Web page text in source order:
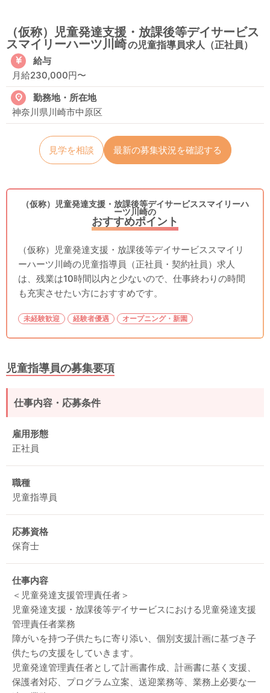
（仮称）児童発達支援・放課後等デイサービス
スマイリーハーツ川崎の児童指導員求人（正社員）
給与
月給230,000円〜
勤務地・所在地
神奈川県川崎市中原区
見学を相談 最新の募集状況を確認する
（仮称）児童発達支援・放課後等デイサービススマイリーハ
ーツ川崎の
おすすめポイント
（仮称）児童発達支援・放課後等デイサービススマイリ
ーハーツ川崎の児童指導員（正社員・契約社員）求人
は、残業は10時間以内と少ないので、仕事終わりの時間
も充実させたい方におすすめです。
未経験歓迎 経験者優遇 オープニング・新園
児童指導員の募集要項
仕事内容・応募条件
雇用形態
正社員
職種
児童指導員
応募資格
保育士
仕事内容
＜児童発達支援管理責任者＞
児童発達支援・放課後等デイサービスにおける児童発達支援
管理責任者業務
障がいを持つ子供たちに寄り添い、個別支援計画に基づき子
供たちの支援をしていきます。
児童発達管理責任者として計画書作成、計画書に基く支援、
保護者対応、プログラム立案、送迎業務等、業務上必要な一